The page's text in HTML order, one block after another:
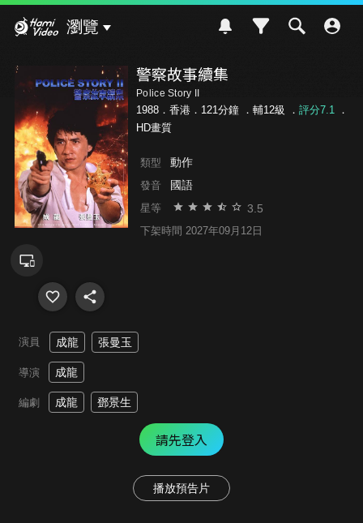
瀏覽
警察故事續集
Police Story II
1988．香港．121分鐘 ． 輔12級 ． 評分7.1．
HD畫質
類型 動作
發音 國語
星等 3.5
下架時間 2027年09月12日
演員 成龍 張曼玉
導演 成龍
編劇 成龍 鄧景生
請先登入
播放預告片